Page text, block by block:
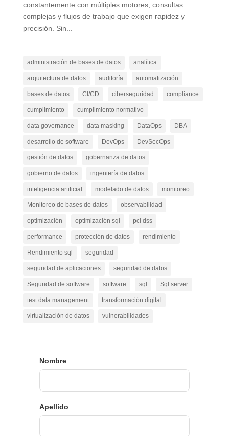
constantemente con múltiples motores, consultas
complejas y flujos de trabajo que exigen rapidez y
precisión. Sin...
administración de bases de datos analítica
arquitectura de datos auditoría automatización
bases de datos CI/CD ciberseguridad compliance
cumplimiento cumplimiento normativo
data governance data masking DataOps DBA
desarrollo de software DevOps DevSecOps
gestión de datos gobernanza de datos
gobierno de datos ingeniería de datos
inteligencia artificial modelado de datos monitoreo
Monitoreo de bases de datos observabilidad
optimización optimización sql pci dss
performance protección de datos rendimiento
Rendimiento sql seguridad
seguridad de aplicaciones seguridad de datos
Seguridad de software software sql Sql server
test data management transformación digital
virtualización de datos vulnerabilidades